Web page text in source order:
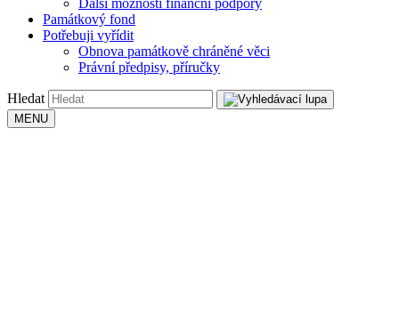
Další možnosti finanční podpory
Památkový fond
Potřebuji vyřídit
Obnova památkově chráněné věci
Právní předpisy, příručky
Hledat
MENU